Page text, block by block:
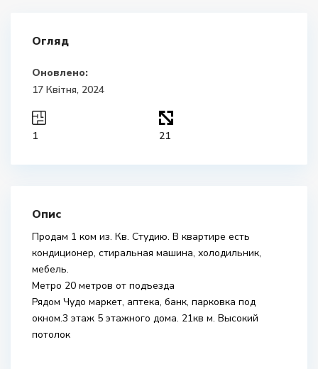
Огляд
Оновлено:
17 Квітня, 2024
1 21
Опис
Продам 1 ком из. Кв. Студию. В квартире есть
кондиционер, стиральная машина, холодильник,
мебель.
Метро 20 метров от подъезда
Рядом Чудо маркет, аптека, банк, парковка под
окном.3 этаж 5 этажного дома. 21кв м. Высокий
потолок